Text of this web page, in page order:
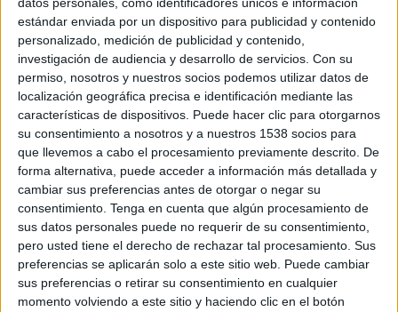
datos personales, como identificadores únicos e información
estándar enviada por un dispositivo para publicidad y contenido
personalizado, medición de publicidad y contenido,
investigación de audiencia y desarrollo de servicios. Con su
permiso, nosotros y nuestros socios podemos utilizar datos de
localización geográfica precisa e identificación mediante las
características de dispositivos. Puede hacer clic para otorgarnos
su consentimiento a nosotros y a nuestros 1538 socios para
que llevemos a cabo el procesamiento previamente descrito. De
forma alternativa, puede acceder a información más detallada y
cambiar sus preferencias antes de otorgar o negar su
consentimiento. Tenga en cuenta que algún procesamiento de
sus datos personales puede no requerir de su consentimiento,
pero usted tiene el derecho de rechazar tal procesamiento. Sus
preferencias se aplicarán solo a este sitio web. Puede cambiar
sus preferencias o retirar su consentimiento en cualquier
momento volviendo a este sitio y haciendo clic en el botón
plan de acción para 2007. Dentro del plan se
contemplan desde el desarrollo de sistemas de
incentivación, hasta la definición estratégica y
ejecución del plan de comunicación con el canal
de distribución.
Este proyecto se une a los recientemente
conseguidos por Uncommon para clientes como
Grupo Fiat, Iveco, Natuzzi y SAP.
Noticia relacionada
IMPRIMIR